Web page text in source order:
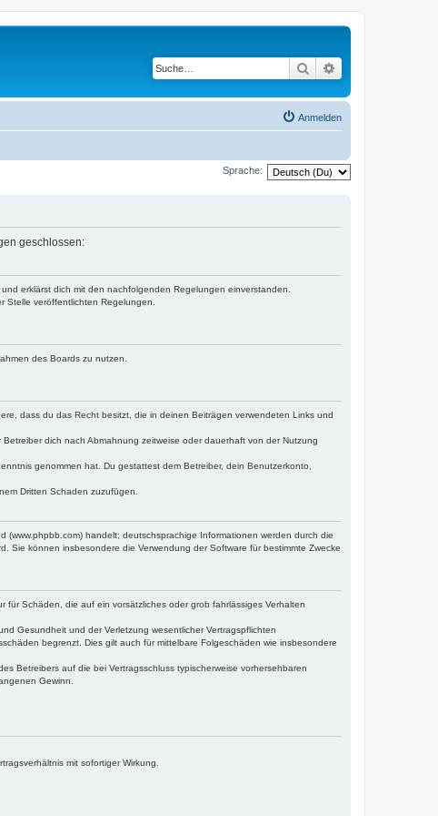
Suche
Anmelden
Sprache:
geschlossen:
erklärst dich mit den nachfolgenden Regelungen einverstanden.
veröffentlichten Regelungen.
des Boards zu nutzen.
dass du das Recht besitzt, die in deinen Beiträgen verwendeten Links und
dich nach Abmahnung zeitweise oder dauerhaft von der Nutzung
genommen hat. Du gestattest dem Betreiber, dein Benutzerkonto,
Dritten Schaden zuzufügen.
(www.phpbb.com) handelt; deutschsprachige Informationen werden durch die
Sie können insbesondere die Verwendung der Software für bestimmte Zwecke
Schäden, die auf ein vorsätzliches oder grob fahrlässiges Verhalten
Gesundheit und der Verletzung wesentlicher Vertragspflichten
begrenzt. Dies gilt auch für mittelbare Folgeschäden wie insbesondere
Betreibers auf die bei Vertragsschluss typischerweise vorhersehbaren
Gewinn.
mit sofortiger Wirkung.